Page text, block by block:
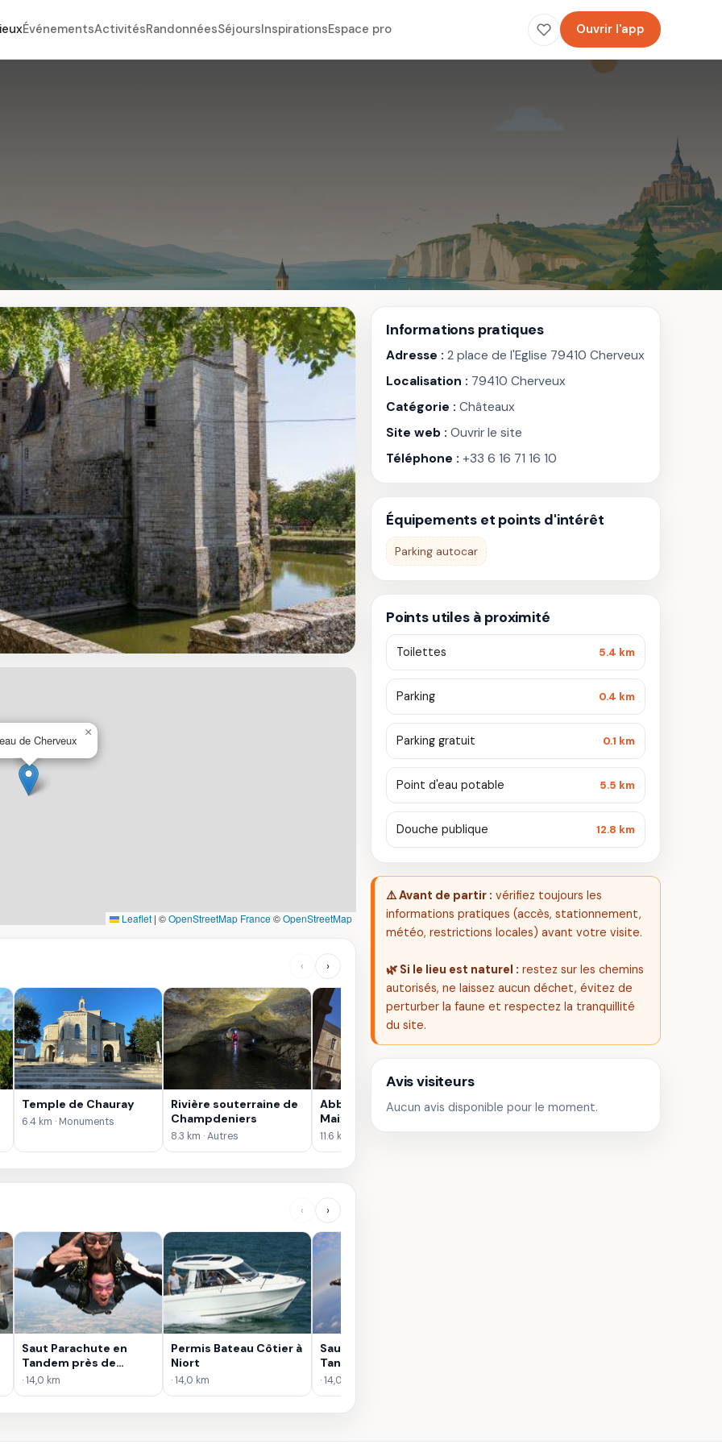
ÉvénementsActivitésRandonnéesSéjoursInspirationsEspace pro Ouvrir l'app
de Cherveux
×
Leaflet | ©OpenStreetMap France©OpenStreetMap
‹ ›
Temple de Chauray
6.4 km · Monuments
Rivière souterraine de
Champdeniers
8.3 km · Autres
Abbaye de Saint-
Maixent-l'École
11.6 km · Monuments
‹ ›
Saut Parachute en
Tandem près de
Poitiers
· 14,0 km
Permis Bateau Côtier à
Niort
· 14,0 km
Saut en Parachute
Tandem à Niort
· 14,0 km
Informations pratiques
Adresse : 2 place de l'Eglise 79410 Cherveux
Localisation : 79410 Cherveux
Catégorie : Châteaux
Site web : Ouvrir le site
Téléphone : +33 6 16 71 16 10
Équipements et points d'intérêt
Parking autocar
Points utiles à proximité
Toilettes 5.4 km
Parking 0.4 km
Parking gratuit 0.1 km
Point d'eau potable 5.5 km
Douche publique 12.8 km
⚠️ Avant de partir : vérifiez toujours les
informations pratiques (accès, stationnement,
météo, restrictions locales) avant votre visite.
🌿 Si le lieu est naturel : restez sur les chemins
autorisés, ne laissez aucun déchet, évitez de
perturber la faune et respectez la tranquillité
du site.
Avis visiteurs
Aucun avis disponible pour le moment.